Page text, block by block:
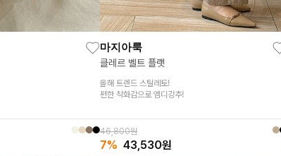
마지아룩
클레르 벨트 플랫
올해 트렌드 스틸레토!
편한 착화감으로 엠디강추!
46,800원
7% 43,530원